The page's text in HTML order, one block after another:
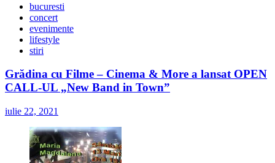
bucuresti
concert
evenimente
lifestyle
stiri
Grădina cu Filme – Cinema & More a lansat OPEN
CALL-UL „New Band in Town”
iulie 22, 2021